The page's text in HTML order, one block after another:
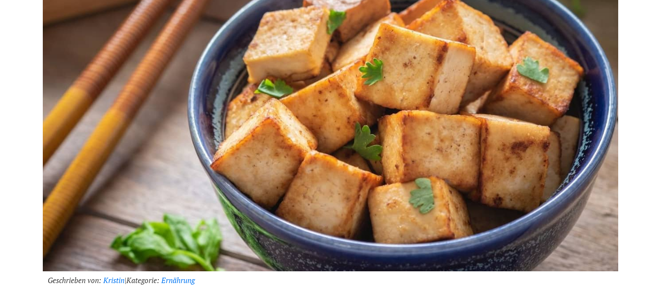
Geschrieben von:Kristin|Kategorie:Ernährung